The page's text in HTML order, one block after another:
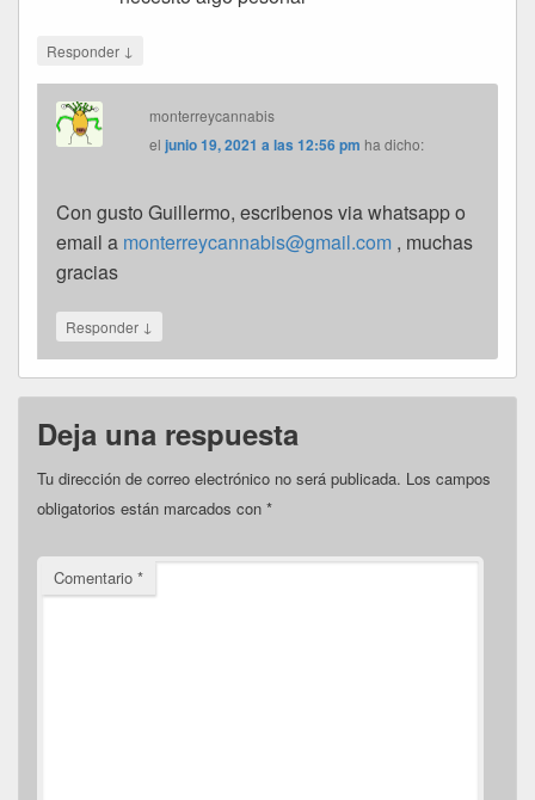
Responder ↓
monterreycannabis
eljunio 19, 2021 a las 12:56 pm ha dicho:
Con gusto Guillermo, escribenos via whatsapp o
email a monterreycannabis@gmail.com , muchas
gracias
Responder ↓
Deja una respuesta
Tu dirección de correo electrónico no será publicada. Los campos
obligatorios están marcados con *
Comentario *